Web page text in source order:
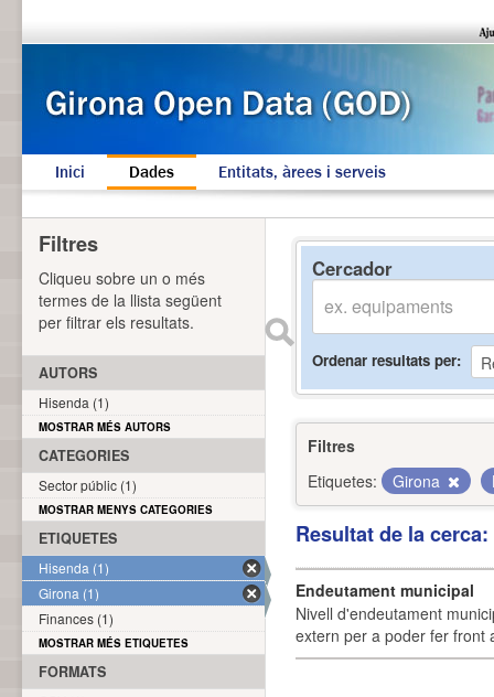
Inici Dades Entitats, àrees i serveis
Cercador
Ordenar resultats per
Filtres
Etiquetes:
Girona
Resultat de la
Endeutament municipal
Nivell d'endeutament
extern per a poder fer front
Filtres
Cliqueu sobre un o més
termes de la llista següent
per filtrar els resultats.
AUTORS
Hisenda (1)
MOSTRAR MÉS AUTORS
CATEGORIES
Sector públic (1)
MOSTRAR MENYS CATEGORIES
ETIQUETES
Hisenda (1)
Girona (1)
Finances (1)
MOSTRAR MÉS ETIQUETES
FORMATS